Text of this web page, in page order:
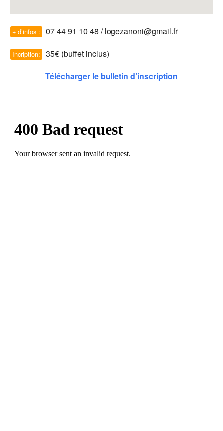
+ d’infos : 07 44 91 10 48 / logezanoni@gmail.fr
Incription:
35€ (buffet inclus)
Télécharger le bulletin d’inscription